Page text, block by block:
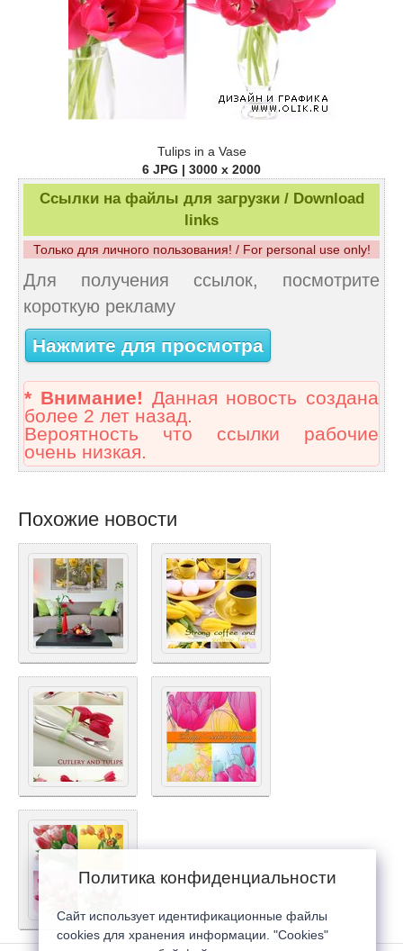
Tulips in a Vase
6 JPG | 3000 x 2000
Ссылки на файлы для загрузки / Download
links
Только для личного пользования! / For personal use only!
Для получения ссылок, посмотрите
короткую рекламу
Нажмите для просмотра
* Внимание! Данная новость создана
более 2 лет назад.
Вероятность что ссылки рабочие
очень низкая.
Похожие новости
Политика конфиденциальности
Сайт использует идентификационные файлы
cookies для хранения информации. "Cookies"